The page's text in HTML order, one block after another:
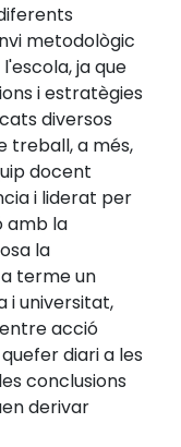
metodològic
ja que
i estratègies
diversos
treball, a més,
docent
i liderat per
amb la
la
terme un
i universitat,
acció
diari a les
conclusions
derivar